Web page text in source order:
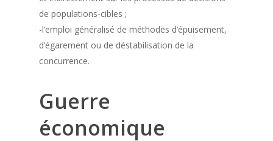
de populations-cibles ;
-l’emploi généralisé de méthodes d’épuisement,
d’égarement ou de déstabilisation de la
concurrence.
Guerre
économique